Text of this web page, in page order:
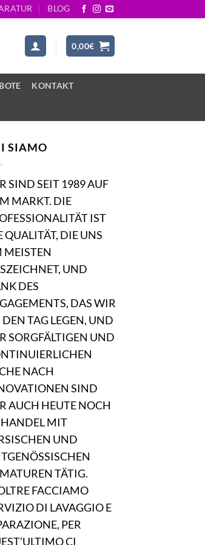
BLOG
0,00€
KONTAKT
SIAMO
SIND SEIT 1989 AUF
MARKT. DIE
IST
QUALITÄT, DIE UNS
MEISTEN
UND
DES
DAS WIR
TAG LEGEN, UND
SORGFÄLTIGEN UND
NACH
SIND
AUCH HEUTE NOCH
MIT
UND
TÄTIG.
FACCIAMO
DI LAVAGGIO E
PER
CI